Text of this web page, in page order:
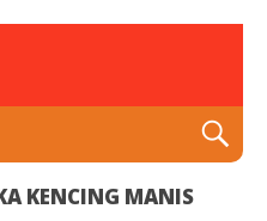
KENCING MANIS